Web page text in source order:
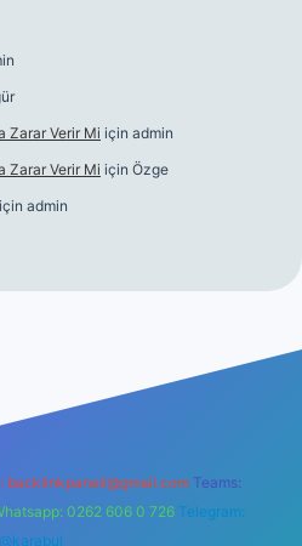
Zarar Verir Mi için admin
Zarar Verir Mi için Özge
için admin
backlinkpaneli@gmail.com Teams:
0262 606 0 726 Telegram:
@karabul